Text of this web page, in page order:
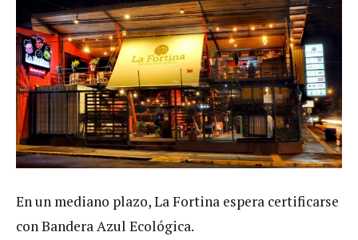
En un mediano plazo, La Fortina espera certificarse
con Bandera Azul Ecológica.